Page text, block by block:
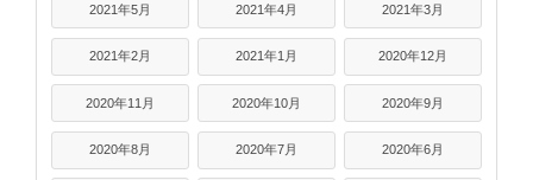
2021年5月 2021年4月 2021年3月
2021年2月 2021年1月 2020年12月
2020年11月 2020年10月 2020年9月
2020年8月 2020年7月 2020年6月